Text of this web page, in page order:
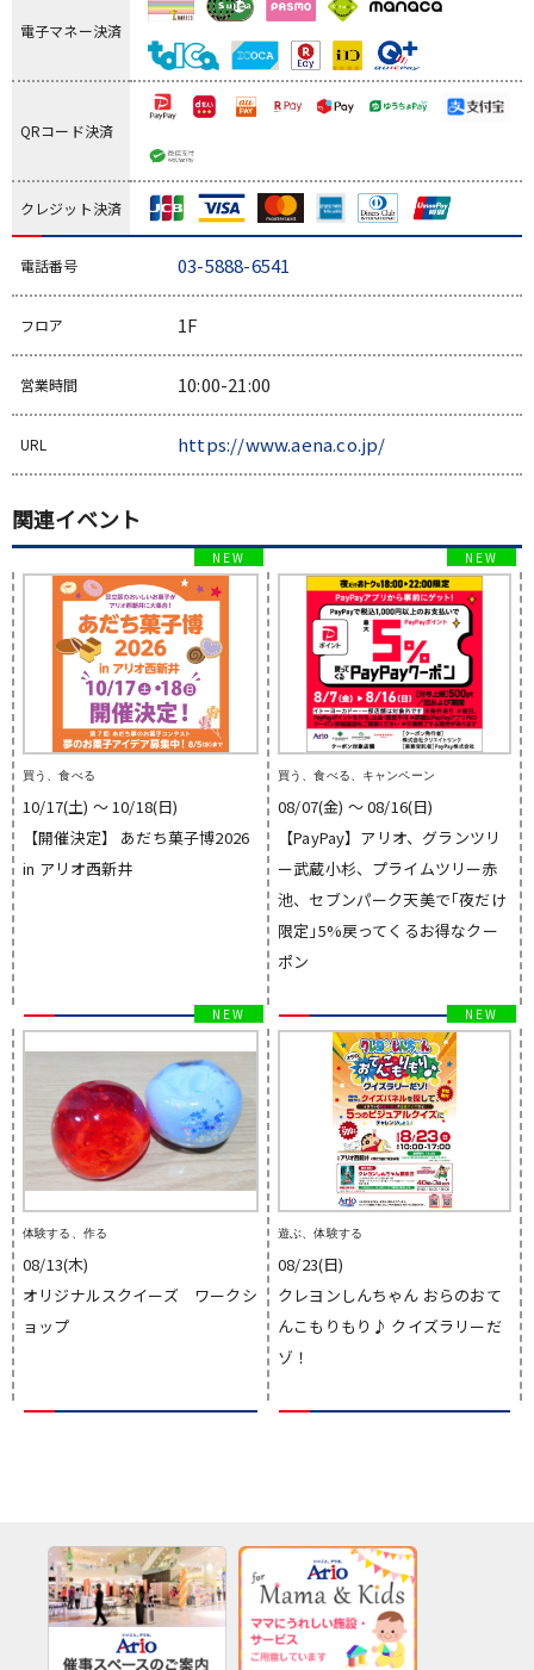
電子マネー決済
QRコード決済
クレジット決済
電話番号 03-5888-6541
フロア 1F
営業時間 10:00-21:00
URL https://www.aena.co.jp/
関連イベント
買う、食べる
10/17(土) 〜 10/18(日)
【開催決定】 あだち菓子博2026
in アリオ西新井
買う、食べる、キャンペーン
08/07(金) 〜 08/16(日)
【PayPay】アリオ、グランツリ
ー武蔵小杉、プライムツリー赤
池、セブンパーク天美で｢夜だけ
限定｣5%戻ってくるお得なクー
ポン
体験する、作る
08/13(木)
オリジナルスクイーズ ワークシ
ョップ
遊ぶ、体験する
08/23(日)
クレヨンしんちゃん おらのおて
んこもりもり♪ クイズラリーだ
ゾ！